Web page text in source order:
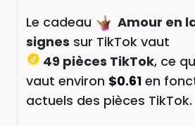
Le cadeau
Amour en
signes sur TikTok vaut
49 pièces TikTok, ce
vaut environ $0.61 en
actuels des pièces TikTok.